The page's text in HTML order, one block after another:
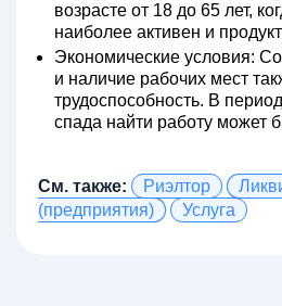
возрасте от 18 до 65 лет,
наиболее активен и
Экономические условия:
и наличие рабочих мест
трудоспособность. В
спада найти работу может
См. также: Риэлтор
(предприятия)
Услуга